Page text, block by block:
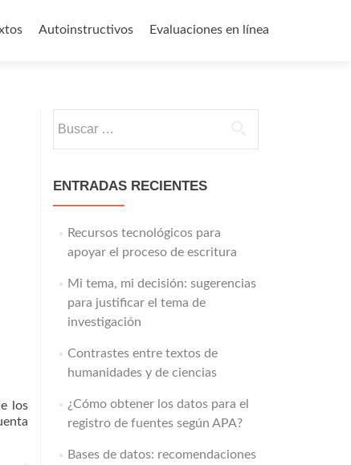
Autoinstructivos Evaluaciones en línea
los
ENTRADAS RECIENTES
Recursos tecnológicos para
apoyar el proceso de escritura
Mi tema, mi decisión: sugerencias
para justificar el tema de
investigación
Contrastes entre textos de
humanidades y de ciencias
¿Cómo obtener los datos para el
registro de fuentes según APA?
Bases de datos: recomendaciones